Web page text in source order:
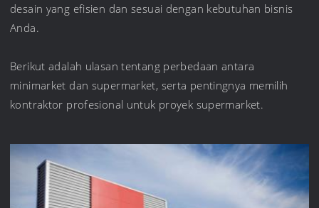
desain yang efisien dan sesuai dengan kebutuhan bisnis
Anda.
Berikut adalah ulasan tentang perbedaan antara
minimarket dan supermarket, serta pentingnya memilih
kontraktor profesional untuk proyek supermarket.